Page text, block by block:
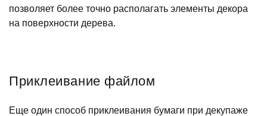
позволяет более точно располагать элементы декора
на поверхности дерева.
Приклеивание файлом
Еще один способ приклеивания бумаги при декупаже